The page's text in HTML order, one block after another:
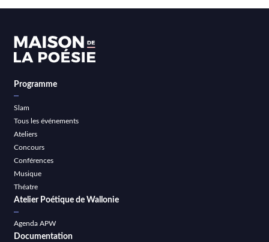
Programme
Slam
Tous les événements
Ateliers
Concours
Conférences
Musique
Théatre
Atelier Poétique de Wallonie
Agenda APW
Documentation